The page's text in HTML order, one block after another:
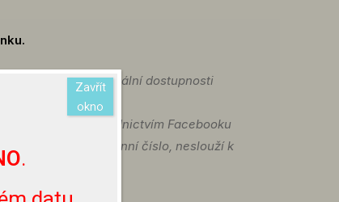
dostupná.O aktuální dostupnosti
nebo prostřednictvím Facebooku
na naše telefonní číslo, neslouží k
.
Zavřít
okno